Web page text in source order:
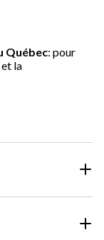
Québec: pour
la